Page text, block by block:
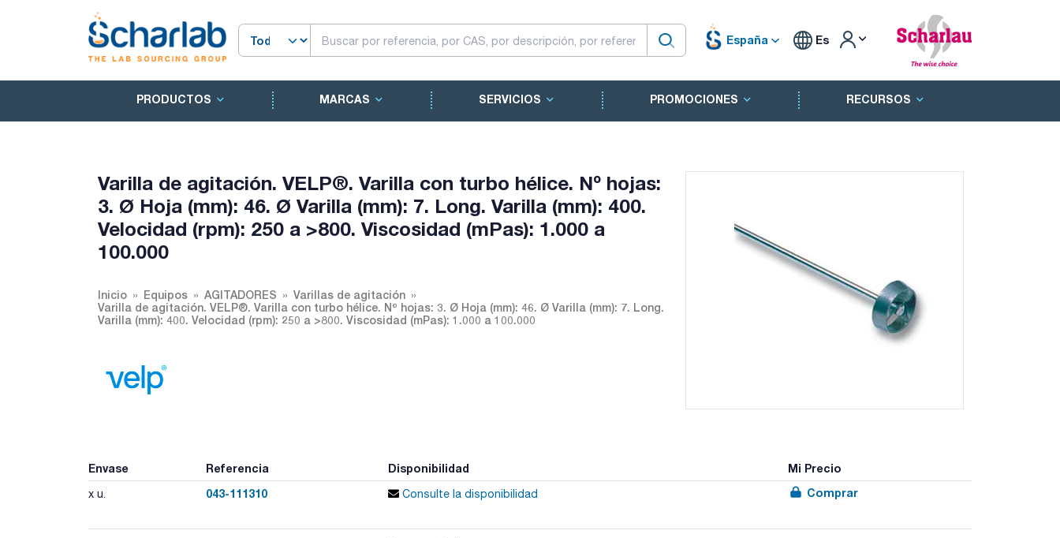
España Es
PRODUCTOS MARCAS SERVICIOS PROMOCIONES RECURSOS
Varilla de agitación. VELP®. Varilla con turbo hélice. Nº hojas:
3. Ø Hoja (mm): 46. Ø Varilla (mm): 7. Long. Varilla (mm): 400.
Velocidad (rpm): 250 a >800. Viscosidad (mPas): 1.000 a
100.000
Inicio Equipos AGITADORES
Varillas de agitación
Varilla de agitación. VELP®. Varilla con turbo hélice. Nº hojas: 3. Ø Hoja (mm): 46. Ø Varilla (mm): 7. Long.
Varilla (mm): 400. Velocidad (rpm): 250 a >800. Viscosidad (mPas): 1.000 a 100.000
Envase Referencia Disponibilidad Mi Precio
x u. 043-111310 Consulte la disponibilidad Comprar